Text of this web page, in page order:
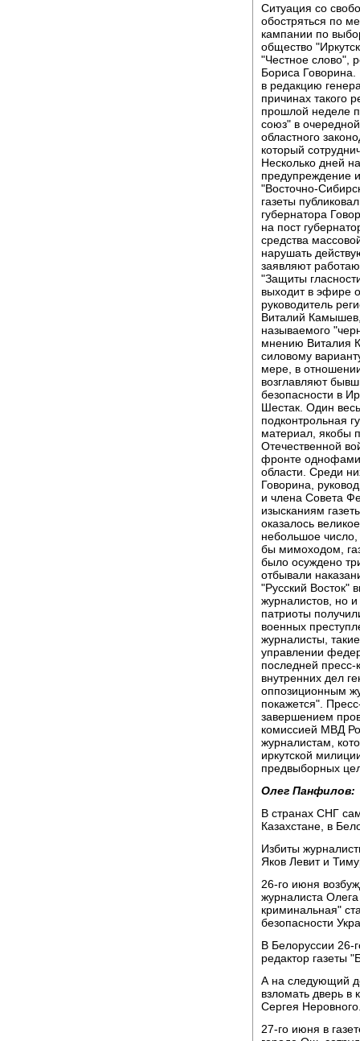
Ситуация со
обостряться по
кампании по
общество
"Честное слово",
Бориса
в редакцию
причинах такого
прошлой неделе
союз" в
областного
который
Несколько дней
предупреждение
"Восточно-
газеты
губернатора
на пост
средства
нарушать
заявляют
"Защиты
выходит в эфире
руководитель
Виталий
называемого
мнению Виталия
силовому
мере, в
возглавляют
безопасности в
Шестак. Один
подконтрольная
материал, якобы
Отечественной
фронте
области. Среди
Говорина,
и члена Совета
изысканиям
оказалось
небольшое
бы мимоходом,
было осуждено
отбывали
"Русский Восток"
журналистов, но
патриоты
военных
журналисты,
управлении
последней
внутренних дел
оппозиционным
покажется".
завершением
комиссией МВД
журналистам,
иркутской
предвыборных
Олег Панфилов:
В странах СНГ
Казахстане, в
Избиты
Яков Левит и
26-го июня
журналиста
криминальная"
безопасности
В Белоруссии 26-
редактор газеты
А на следующий
взломать дверь в
Сергея
27-го июня в